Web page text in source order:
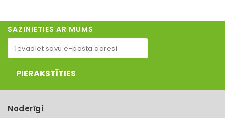
SAZINIETIES AR MUMS
PIERAKSTĪTIES
Noderīgi